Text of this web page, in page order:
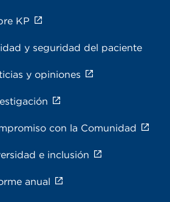
KP
y seguridad del paciente
y opiniones
con la Comunidad
e inclusión
anual